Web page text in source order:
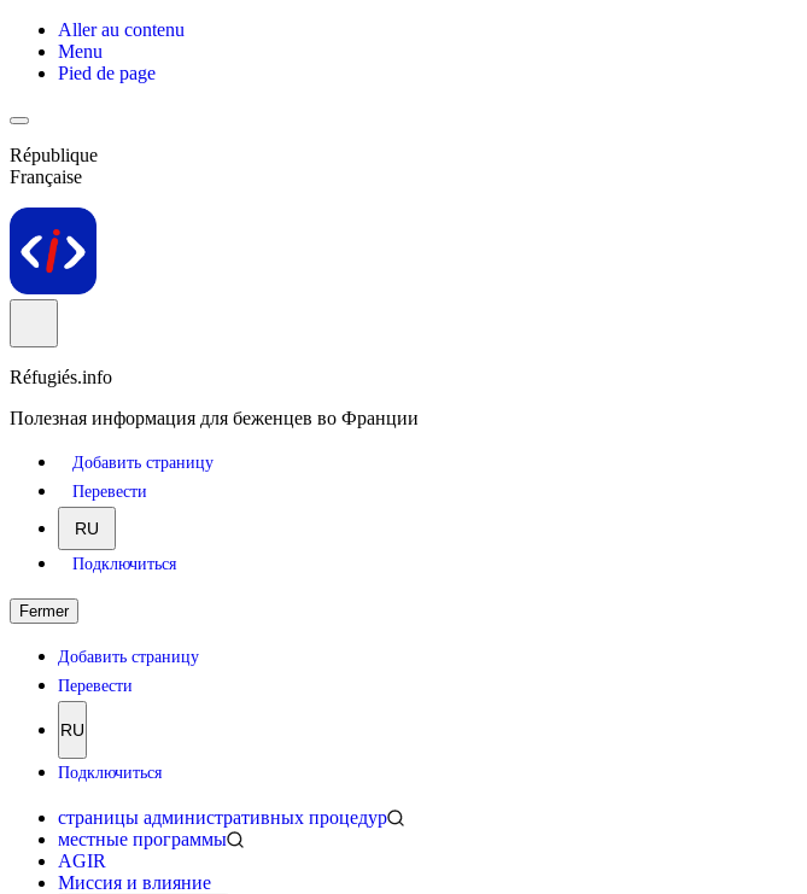
Aller au contenu
Menu
Pied de page
République
Française
Réfugiés.info
Полезная информация для беженцев во Франции
Добавить страницу
Перевести
RU
Подключиться
Fermer
Добавить страницу
Перевести
RU
Подключиться
страницы административных процедур
местные программы
AGIR
Миссия и влияние